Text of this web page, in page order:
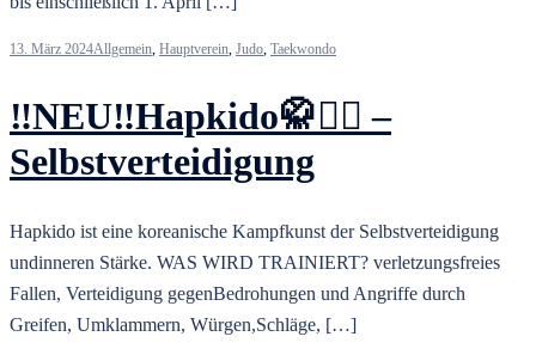
13. März 2024Allgemein, Hauptverein, Judo, Taekwondo
‼️NEU‼️Hapkido🥋🤼‍♀️ –
Selbstverteidigung
Hapkido ist eine koreanische Kampfkunst der Selbstverteidigung
undinneren Stärke. WAS WIRD TRAINIERT? verletzungsfreies
Fallen, Verteidigung gegenBedrohungen und Angriffe durch
Greifen, Umklammern, Würgen,Schläge, […]